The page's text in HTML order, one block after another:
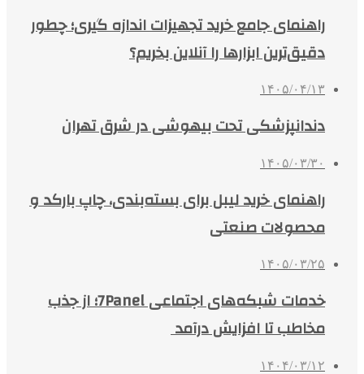
راهنمای جامع خرید تجهیزات اندازه گیری؛ چطور
دقیق‌ترین ابزارها را آنلاین بخریم؟
۱۴۰۵/۰۴/۱۳
دندانپزشکی تحت بیهوشی در شرق تهران
۱۴۰۵/۰۳/۳۰
راهنمای خرید لیبل برای بسته‌بندی، چاپ بارکد و
محصولات صنعتی
۱۴۰۵/۰۳/۲۵
خدمات شبکه‌های اجتماعی 7Panel؛ از جذب
مخاطب تا افزایش درآمد
۱۴۰۴/۰۳/۱۲